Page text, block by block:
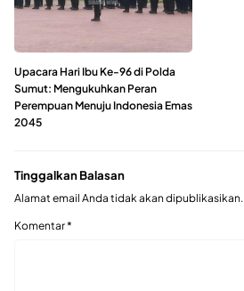
Upacara Hari Ibu Ke-96 di Polda
Sumut: Mengukuhkan Peran
Perempuan Menuju Indonesia Emas
2045
Tinggalkan Balasan
Alamat email Anda tidak akan dipublikasikan.
Komentar*